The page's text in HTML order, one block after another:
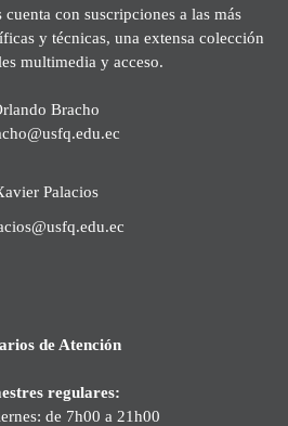
con suscripciones a las más
y técnicas, una extensa colección
multimedia y acceso.
Bracho
Palacios
de Atención
regulares:
de 7h00 a 21h00